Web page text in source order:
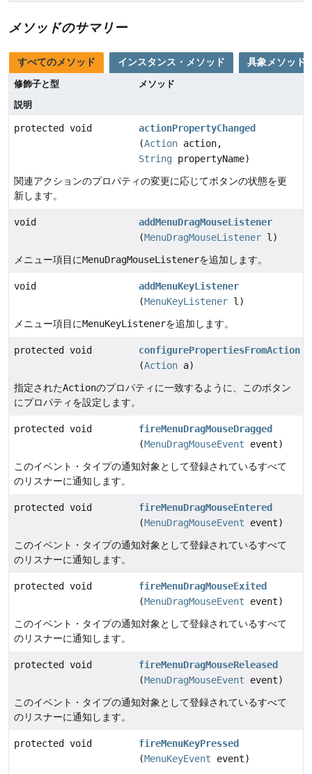
メソッドのサマリー
すべてのメソッド インスタンス・メソッド 具象メソッド
修飾子と型
メソッド
説明
protected void
actionPropertyChanged
(Action action,
String propertyName)
関連アクションのプロパティの変更に応じてボタンの状態を更
新します。
void
addMenuDragMouseListener
(MenuDragMouseListener l)
メニュー項目にMenuDragMouseListenerを追加します。
void
addMenuKeyListener
(MenuKeyListener l)
メニュー項目にMenuKeyListenerを追加します。
protected void
configurePropertiesFromAction
(Action a)
指定されたActionのプロパティに一致するように、このボタン
にプロパティを設定します。
protected void
fireMenuDragMouseDragged
(MenuDragMouseEvent event)
このイベント・タイプの通知対象として登録されているすべて
のリスナーに通知します。
protected void
fireMenuDragMouseEntered
(MenuDragMouseEvent event)
このイベント・タイプの通知対象として登録されているすべて
のリスナーに通知します。
protected void
fireMenuDragMouseExited
(MenuDragMouseEvent event)
このイベント・タイプの通知対象として登録されているすべて
のリスナーに通知します。
protected void
fireMenuDragMouseReleased
(MenuDragMouseEvent event)
このイベント・タイプの通知対象として登録されているすべて
のリスナーに通知します。
protected void
fireMenuKeyPressed
(MenuKeyEvent event)